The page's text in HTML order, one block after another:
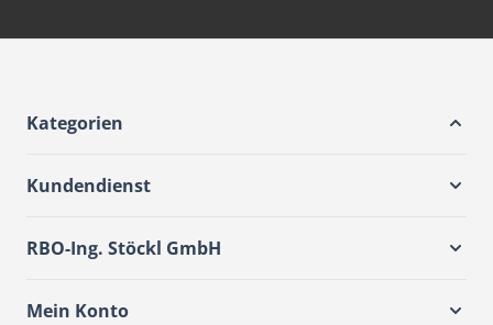
Kategorien
Kundendienst
RBO-Ing. Stöckl GmbH
Mein Konto